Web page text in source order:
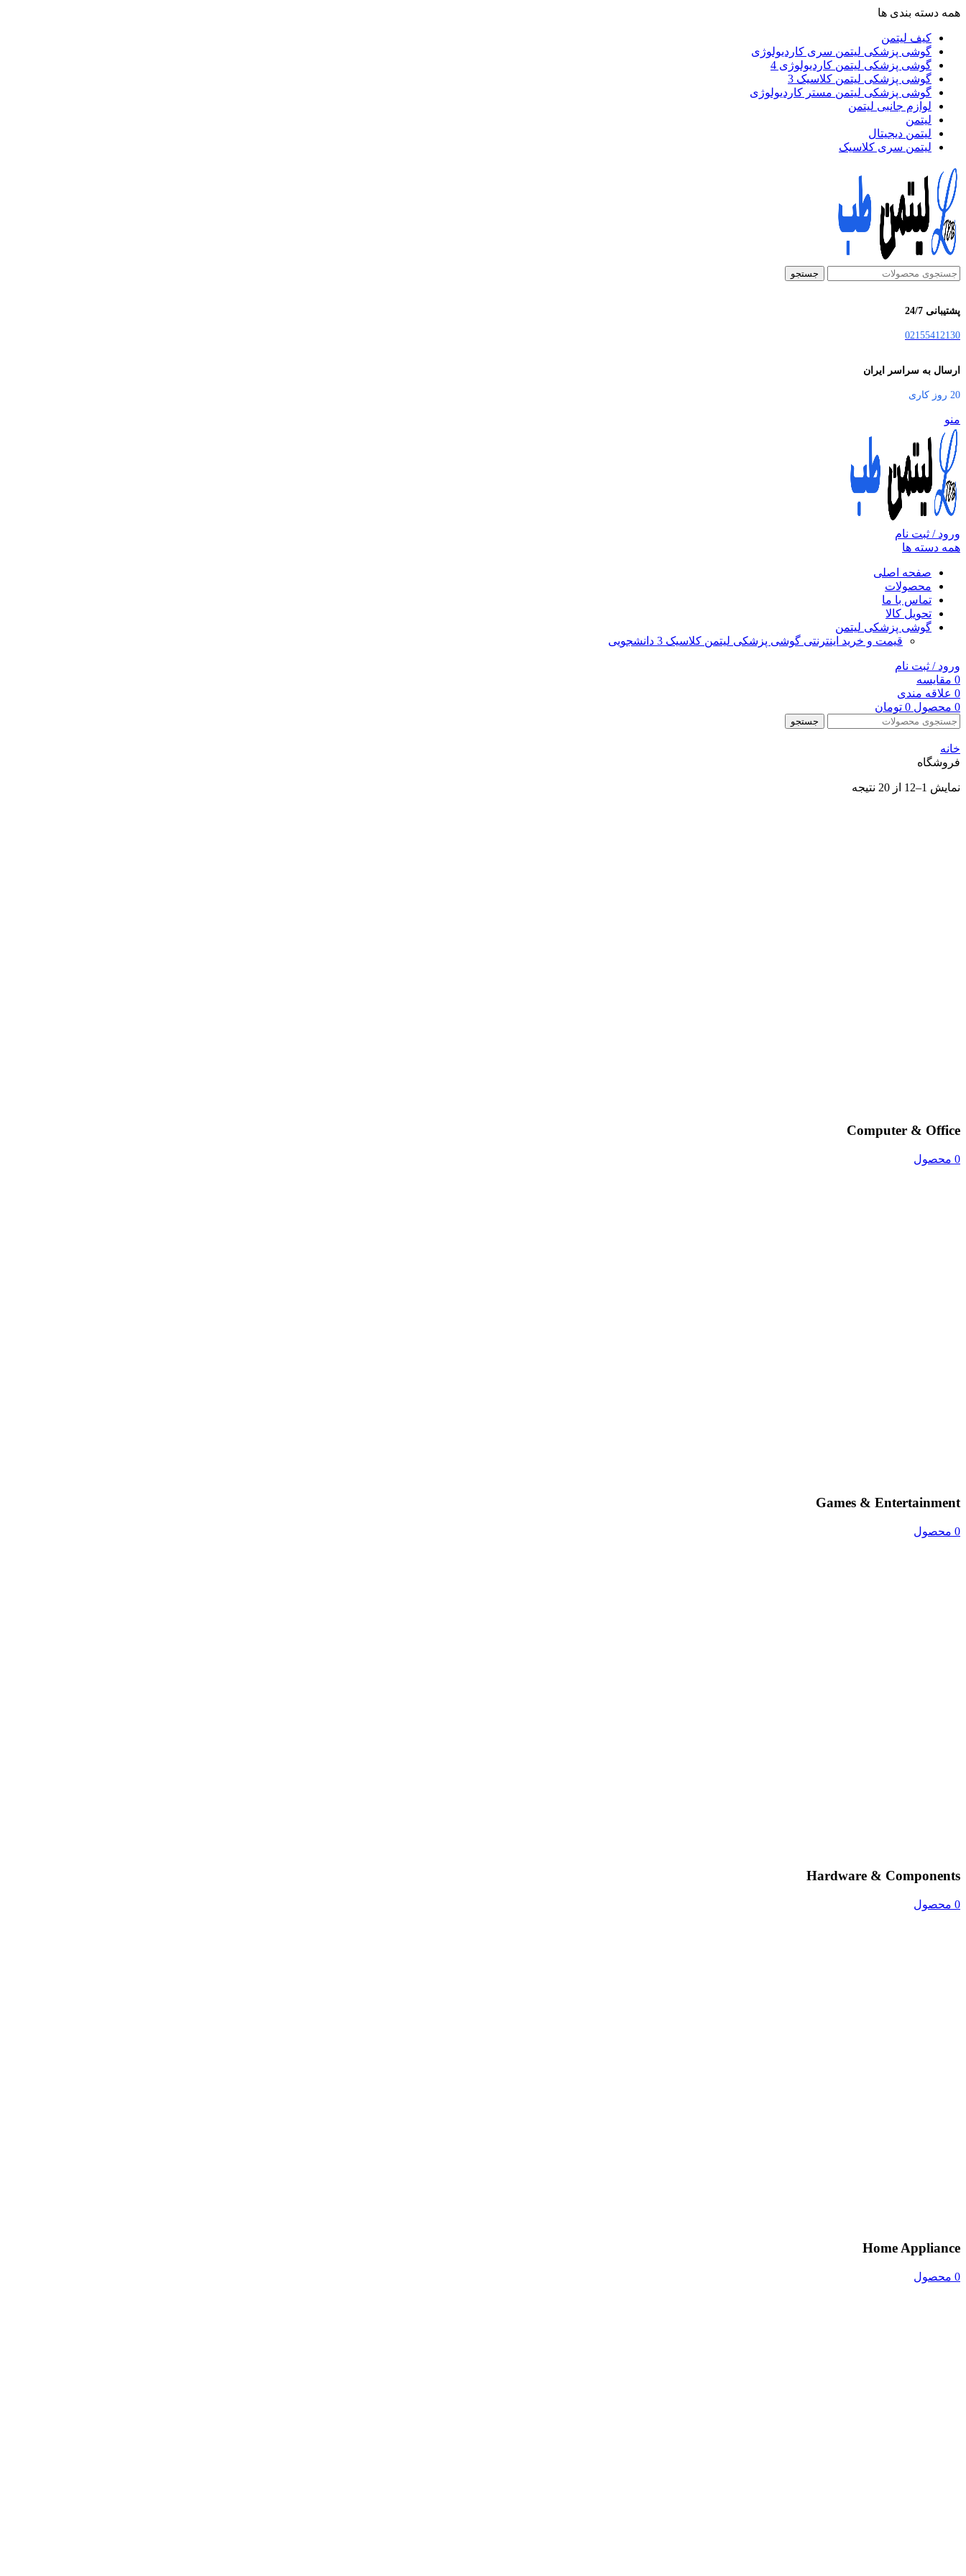
همه دسته بندی ها
کیف لیتمن
گوشی پزشکی لیتمن سری کاردیولوژی
گوشی پزشکی لیتمن کاردیولوژی 4
گوشی پزشکی لیتمن کلاسیک 3
گوشی پزشکی لیتمن مستر کاردیولوژی
لوازم جانبی لیتمن
لیتمن
لیتمن دیجیتال
لیتمن سری کلاسیک
جستجو
پشتیبانی 24/7
02155412130
ارسال به سراسر ایران
20 روز کاری
منو
ورود / ثبت نام
همه دسته ها
صفحه اصلی
محصولات
تماس با ما
تحویل کالا
گوشی پزشکی لیتمن
قیمت و خرید اینترنتی گوشی پزشکی لیتمن کلاسیک 3 دانشجویی
ورود / ثبت نام
0 مقایسه
0 علاقه مندی
0 محصول 0 تومان
جستجو
خانه
فروشگاه
نمایش 1–12 از 20 نتیجه
Computer & Office
0 محصول
Games & Entertainment
0 محصول
Hardware & Components
0 محصول
Home Appliance
0 محصول